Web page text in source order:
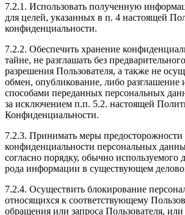
7.2.1. Использовать полученную
для целей, указанных в п. 4 настоящей
конфиденциальности.
7.2.2. Обеспечить хранение
тайне, не разглашать без
разрешения Пользователя, а также не
обмен, опубликование, либо
способами переданных персональных
за исключением п.п. 5.2. настоящей
Конфиденциальности.
7.2.3. Принимать меры
конфиденциальности персональных
согласно порядку, обычно используемого
рода информации в существующем
7.2.4. Осуществить блокирование
относящихся к соответствующему
обращения или запроса Пользователя, или